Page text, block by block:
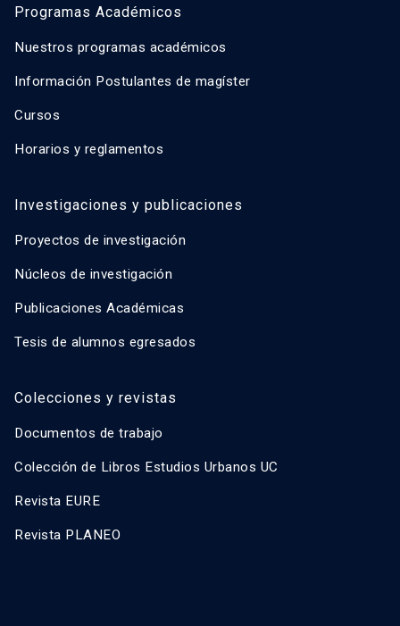
Programas Académicos
Nuestros programas académicos
Información Postulantes de magíster
Cursos
Horarios y reglamentos
Investigaciones y publicaciones
Proyectos de investigación
Núcleos de investigación
Publicaciones Académicas
Tesis de alumnos egresados
Colecciones y revistas
Documentos de trabajo
Colección de Libros Estudios Urbanos UC
Revista EURE
Revista PLANEO